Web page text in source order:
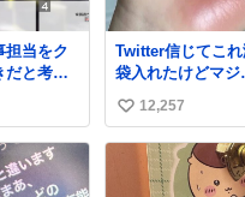
担当をク
だと考え
Twitter信じてこ
袋入れたけどマジ
盛れた…ありがと
う…
い
い
12,257